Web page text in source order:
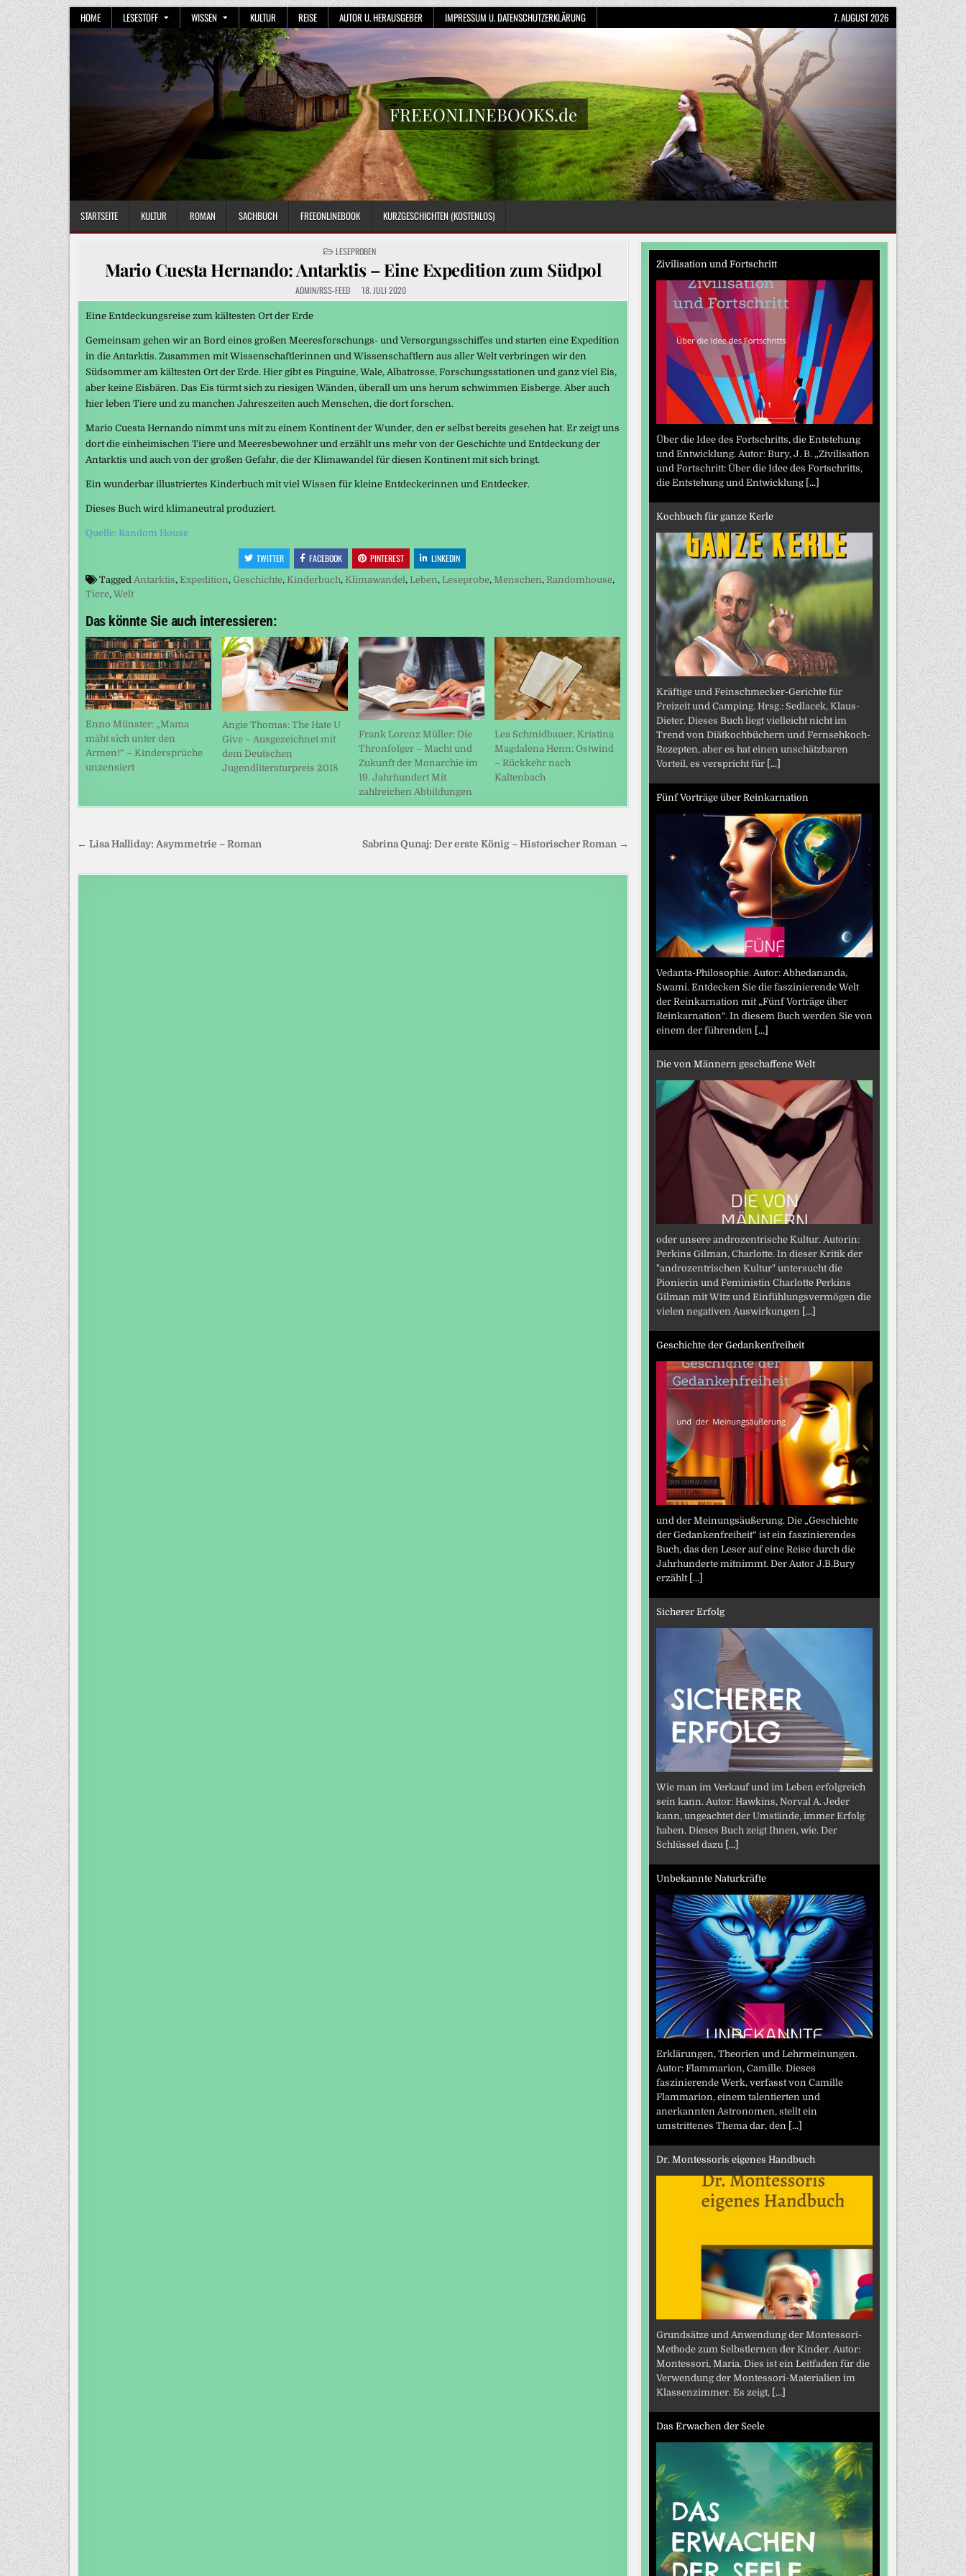
Skip
to
content
HOME LESESTOFF WISSEN KULTUR REISE AUTOR U. HERAUSGEBER IMPRESSUM U. DATENSCHUTZERKLÄRUNG 7. AUGUST 2026
FREEONLINEBOOKS.de
STARTSEITE KULTUR ROMAN SACHBUCH FREEONLINEBOOK KURZGESCHICHTEN (KOSTENLOS)
POSTED
IN
LESEPROBEN
Mario Cuesta Hernando: Antarktis – Eine Expedition zum Südpol
ADMIN/RSS-FEED 18. JULI 2020
Eine Entdeckungsreise zum kältesten Ort der Erde
Gemeinsam gehen wir an Bord eines großen Meeresforschungs- und Versorgungsschiffes und starten eine Expedition
in die Antarktis. Zusammen mit Wissenschaftlerinnen und Wissenschaftlern aus aller Welt verbringen wir den
Südsommer am kältesten Ort der Erde. Hier gibt es Pinguine, Wale, Albatrosse, Forschungsstationen und ganz viel Eis,
aber keine Eisbären. Das Eis türmt sich zu riesigen Wänden, überall um uns herum schwimmen Eisberge. Aber auch
hier leben Tiere und zu manchen Jahreszeiten auch Menschen, die dort forschen.
Mario Cuesta Hernando nimmt uns mit zu einem Kontinent der Wunder, den er selbst bereits gesehen hat. Er zeigt uns
dort die einheimischen Tiere und Meeresbewohner und erzählt uns mehr von der Geschichte und Entdeckung der
Antarktis und auch von der großen Gefahr, die der Klimawandel für diesen Kontinent mit sich bringt.
Ein wunderbar illustriertes Kinderbuch mit viel Wissen für kleine Entdeckerinnen und Entdecker.
Dieses Buch wird klimaneutral produziert.
Quelle: Random House
TWITTER FACEBOOK PINTEREST LINKEDIN
Tagged Antarktis, Expedition, Geschichte, Kinderbuch, Klimawandel, Leben, Leseprobe, Menschen, Randomhouse,
Tiere, Welt
Das könnte Sie auch interessieren:
Enno Münster: „Mama
mäht sich unter den
Armen!“ – Kindersprüche
unzensiert
Angie Thomas: The Hate U
Give – Ausgezeichnet mit
dem Deutschen
Jugendliteraturpreis 2018
Frank Lorenz Müller: Die
Thronfolger – Macht und
Zukunft der Monarchie im
19. Jahrhundert Mit
zahlreichen Abbildungen
Lea Schmidbauer, Kristina
Magdalena Henn: Ostwind
– Rückkehr nach
Kaltenbach
Beitragsnavigation Sabrina Qunaj: Der erste König – Historischer Roman →
← Lisa Halliday: Asymmetrie – Roman
Zivilisation und Fortschritt
Über die Idee des Fortschritts, die Entstehung
und Entwicklung. Autor: Bury, J. B. „Zivilisation
und Fortschritt: Über die Idee des Fortschritts,
die Entstehung und Entwicklung [...]
Kochbuch für ganze Kerle
Kräftige und Feinschmecker-Gerichte für
Freizeit und Camping. Hrsg.: Sedlacek, Klaus-
Dieter. Dieses Buch liegt vielleicht nicht im
Trend von Diätkochbüchern und Fernsehkoch-
Rezepten, aber es hat einen unschätzbaren
Vorteil, es verspricht für [...]
Fünf Vorträge über Reinkarnation
Vedanta-Philosophie. Autor: Abhedananda,
Swami. Entdecken Sie die faszinierende Welt
der Reinkarnation mit „Fünf Vorträge über
Reinkarnation“. In diesem Buch werden Sie von
einem der führenden [...]
Die von Männern geschaffene Welt
oder unsere androzentrische Kultur. Autorin:
Perkins Gilman, Charlotte. In dieser Kritik der
"androzentrischen Kultur" untersucht die
Pionierin und Feministin Charlotte Perkins
Gilman mit Witz und Einfühlungsvermögen die
vielen negativen Auswirkungen [...]
Geschichte der Gedankenfreiheit
und der Meinungsäußerung. Die „Geschichte
der Gedankenfreiheit“ ist ein faszinierendes
Buch, das den Leser auf eine Reise durch die
Jahrhunderte mitnimmt. Der Autor J.B.Bury
erzählt [...]
Sicherer Erfolg
Wie man im Verkauf und im Leben erfolgreich
sein kann. Autor: Hawkins, Norval A. Jeder
kann, ungeachtet der Umstände, immer Erfolg
haben. Dieses Buch zeigt Ihnen, wie. Der
Schlüssel dazu [...]
Unbekannte Naturkräfte
Erklärungen, Theorien und Lehrmeinungen.
Autor: Flammarion, Camille. Dieses
faszinierende Werk, verfasst von Camille
Flammarion, einem talentierten und
anerkannten Astronomen, stellt ein
umstrittenes Thema dar, den [...]
Dr. Montessoris eigenes Handbuch
Grundsätze und Anwendung der Montessori-
Methode zum Selbstlernen der Kinder. Autor:
Montessori, Maria. Dies ist ein Leitfaden für die
Verwendung der Montessori-Materialien im
Klassenzimmer. Es zeigt, [...]
Das Erwachen der Seele